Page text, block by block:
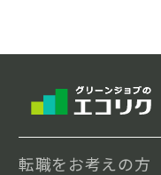
転職をお考えの方